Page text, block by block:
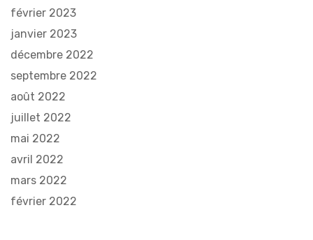
février 2023
janvier 2023
décembre 2022
septembre 2022
août 2022
juillet 2022
mai 2022
avril 2022
mars 2022
février 2022